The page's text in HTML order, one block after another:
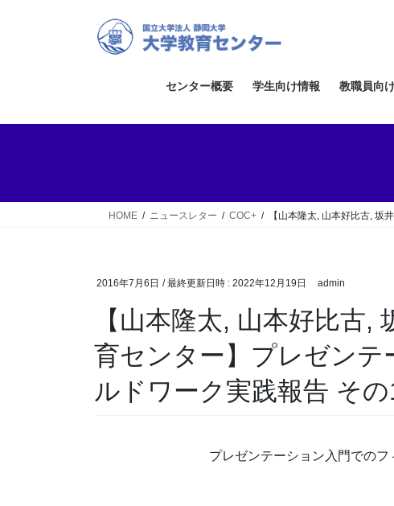
ス
ン
センター概要 学生向け情報 教職員向
HOME ニュースレター COC+ 【山本隆太, 山本好比古,
2016年7月6日 / 最終更新日時 : 2022年12月19日 admin
【山本隆太, 山本好比古,
育センター】プレゼン
ルドワーク実践報告 そ
プレゼンテーション入門での